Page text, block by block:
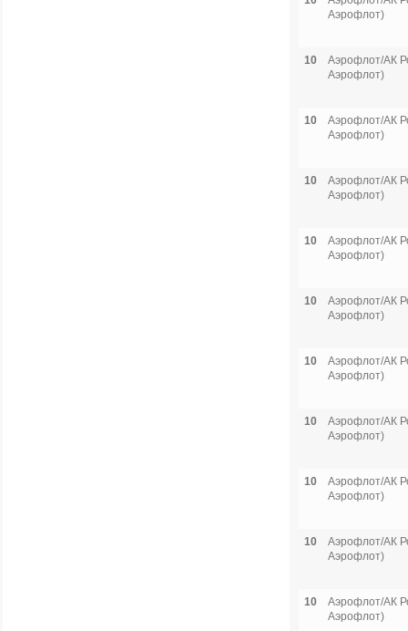
Аэрофлот)
10
Аэрофлот/АК
Аэрофлот)
10
Аэрофлот/АК
Аэрофлот)
10
Аэрофлот/АК
Аэрофлот)
10
Аэрофлот/АК
Аэрофлот)
10
Аэрофлот/АК
Аэрофлот)
10
Аэрофлот/АК
Аэрофлот)
10
Аэрофлот/АК
Аэрофлот)
10
Аэрофлот/АК
Аэрофлот)
10
Аэрофлот/АК
Аэрофлот)
10
Аэрофлот/АК
Аэрофлот)